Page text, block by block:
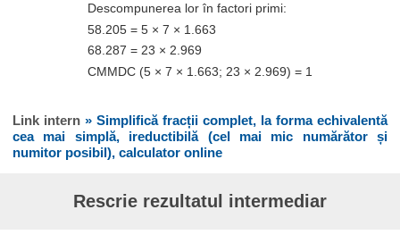
Descompunerea lor în factori primi:
58.205 = 5 × 7 × 1.663
68.287 = 23 × 2.969
CMMDC (5 × 7 × 1.663; 23 × 2.969) = 1
Link intern » Simplifică fracții complet, la forma echivalentă
cea mai simplă, ireductibilă (cel mai mic numărător și
numitor posibil), calculator online
Rescrie rezultatul intermediar